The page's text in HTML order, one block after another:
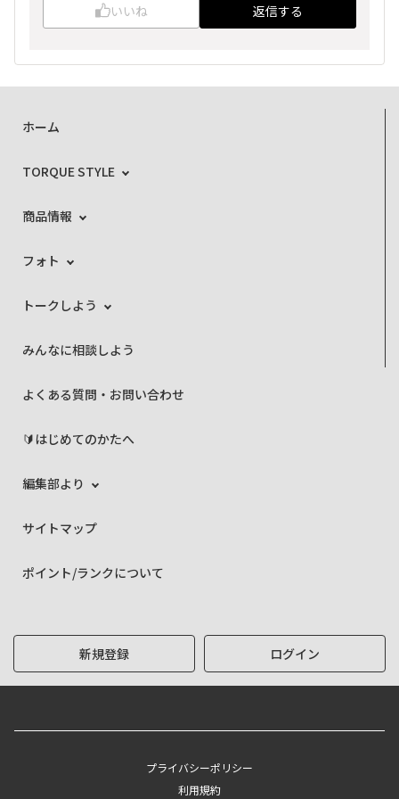
いいね 返信する
ホーム
TORQUE STYLE
商品情報
フォト
トークしよう
みんなに相談しよう
よくある質問・お問い合わせ
🔰はじめてのかたへ
編集部より
サイトマップ
ポイント/ランクについて
新規登録 ログイン
プライバシーポリシー
利用規約